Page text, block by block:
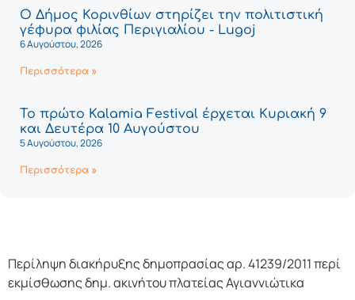
Ο Δήμος Κορινθίων στηρίζει την πολιτιστική
γέφυρα φιλίας Περιγιαλίου - Lugoj
6 Αυγούστου, 2026
Περισσότερα »
Το πρώτο Kalamia Festival έρχεται Κυριακή 9
και Δευτέρα 10 Αυγούστου
5 Αυγούστου, 2026
Περισσότερα »
Περίληψη διακήρυξης δημοπρασίας αρ. 41239/2011 περί
εκμίσθωσης δημ. ακινήτου πλατείας Αγιαννιώτικα